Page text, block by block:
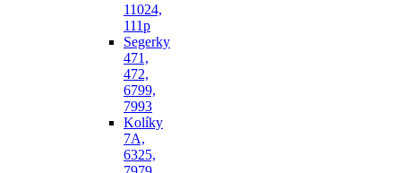
11024,
111p
Segerky
471,
472,
6799,
7993
Kolíky
7A,
6325,